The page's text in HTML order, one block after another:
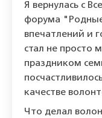
Я вернулась с
форума
впечатлений и
стал не просто
праздником
качестве
Что делал